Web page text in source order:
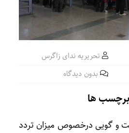
تحریریه ندای زاگرس
بدون دیدگاه
برچسب ها
و گویی درخصوص میزان تردد